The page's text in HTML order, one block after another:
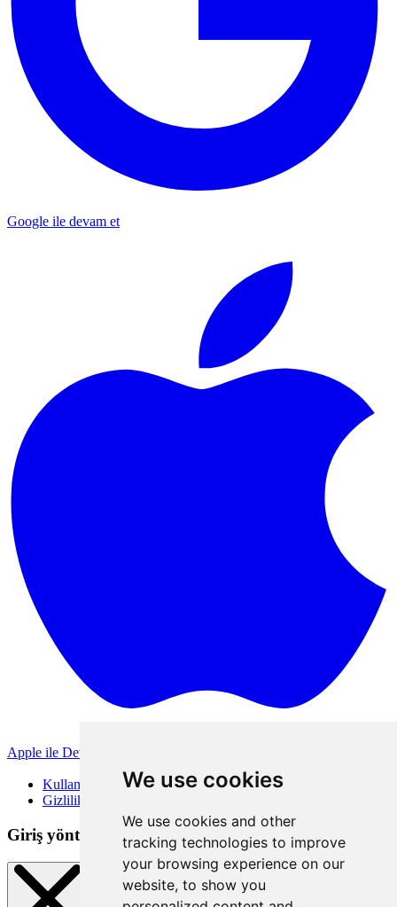
We use cookies
We use cookies and other
tracking technologies to improve
your browsing experience on our
website, to show you
Google ile devam et
Apple ile Devam Et
Kullanım Koşulları
Gizlilik Politikası
Giriş yöntemleri